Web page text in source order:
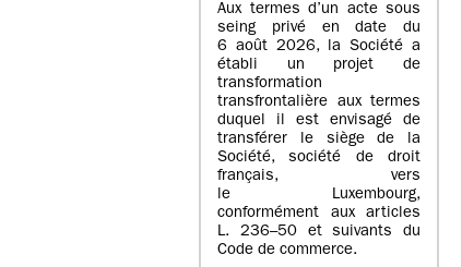
Aux termes d’un acte sous
seing privé en date du
6 août 2026, la Société a
établi un projet de
transformation
transfrontalière aux termes
duquel il est envisagé de
transférer le siège de la
Société, société de droit
français, vers
le Luxembourg,
conformément aux articles
L. 236–50 et suivants du
Code de commerce.